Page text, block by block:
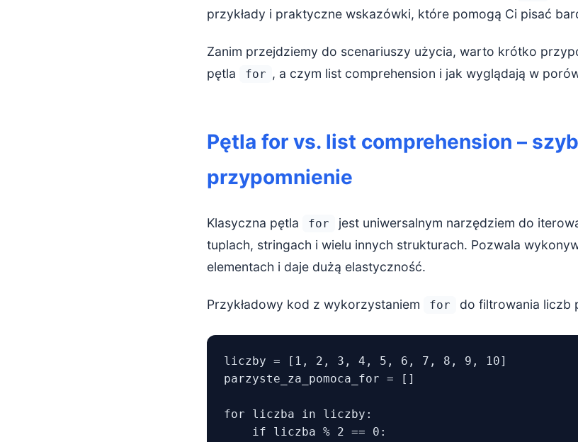
Kiedy lepiej zostać przy klasycznej pętli for?
Operacje z efektami ubocznymi (side effects)
Praktyczne wnioski i zasady zdrowego rozsądku
Kiedy zostać przy pętli for?
Długość linii i standardy zespołu
Podsumowanie
przykłady i praktyczne wskazówki, które pomogą Ci pisać
Zanim przejdziemy do scenariuszy użycia, warto krótko
pętla
for , a czym list comprehension i jak wyglądają w
Pętla for vs. list comprehension –
przypomnienie
Klasyczna pętla for
jest uniwersalnym narzędziem do
tuplach, stringach i wielu innych strukturach. Pozwala
elementach i daje dużą elastyczność.
Przykładowy kod z wykorzystaniem for do filtrowania liczb
liczby = [1, 2, 3, 4, 5, 6, 7, 8, 9, 10]
parzyste_za_pomoca_for = []
for liczba in liczby:
    if liczba % 2 == 0: